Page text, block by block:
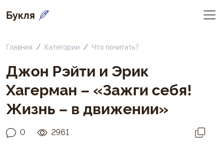
Букля
Главная Категории Что почитать?
Джон Рэйти и Эрик
Хагерман – «Зажги себя!
Жизнь – в движении»
0 2961